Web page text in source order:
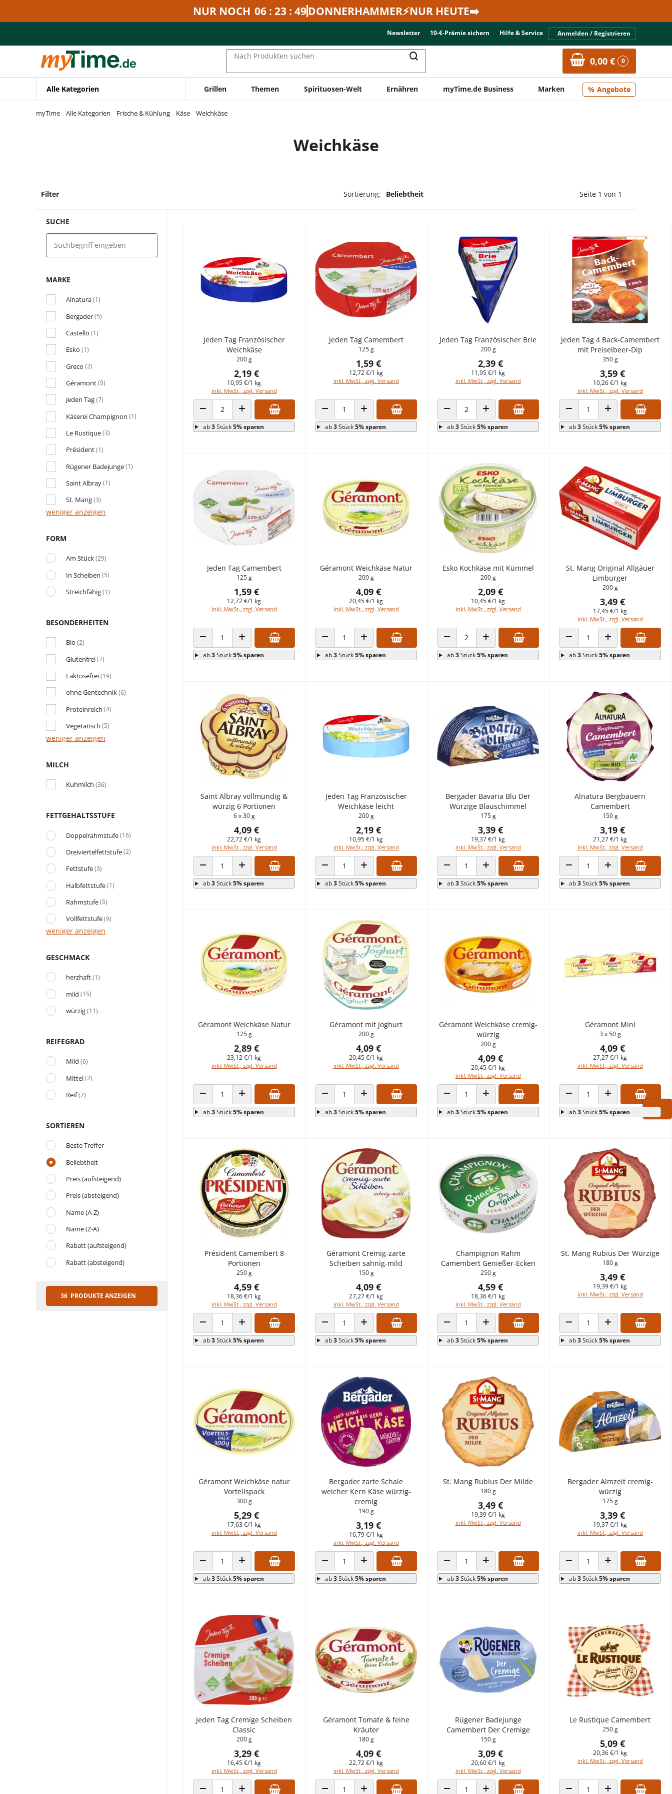
Zur Navigation springen
NUR NOCH 06 : 23 : 49DONNERHAMMER⚡NUR HEUTE➡️
Newsletter 10-€-Prämie sichern Hilfe & Service Anmelden / Registrieren
Nach Produkten suchen 0,00 € 0
Alle Kategorien Grillen Themen Spirituosen-Welt Ernähren myTime.de Business Marken Angebote
myTime Alle Kategorien Frische & Kühlung Käse Weichkäse
Weichkäse
Filter Sortierung: Beliebtheit Vorherige Seite
Seite 1 von 1
SUCHE
MARKE
Alnatura(1)
Bergader(5)
Castello (1)
Esko (1)
Greco (2)
Géramont(9)
Jeden Tag(7)
Käserei Champignon (1)
Le Rustique(3)
Président(1)
Rügener Badejunge(1)
Saint Albray(1)
St. Mang(3)
weniger anzeigen
FORM
Am Stück(29)
In Scheiben (5)
Streichfähig(1)
BESONDERHEITEN
Bio (2)
Glutenfrei(7)
Laktosefrei(19)
ohne Gentechnik(6)
Proteinreich (4)
Vegetarisch (5)
weniger anzeigen
MILCH
Kuhmilch (36)
FETTGEHALTSSTUFE
Doppelrahmstufe(16)
Dreiviertelfettstufe(2)
Fettstufe(3)
Halbfettstufe(1)
Rahmstufe(5)
Vollfettstufe(9)
weniger anzeigen
GESCHMACK
herzhaft(1)
mild (15)
würzig(11)
REIFEGRAD
Mild (6)
Mittel(2)
Reif(2)
SORTIEREN
Beste Treffer
Beliebtheit
Preis (aufsteigend)
Preis (absteigend)
Name (A-Z)
Name (Z-A)
Rabatt (aufsteigend)
Rabatt (absteigend)
36 PRODUKTE ANZEIGEN
Jeden Tag Französischer
Weichkäse
200 g
2,19 €
10,95 €/1 kg
inkl. MwSt., zzgl. Versand
ANZAHL VERRINGERNANZAHL ERHÖHEN
ab3Stück5% sparen
Jeden Tag Camembert
125 g
1,59 €
12,72 €/1 kg
inkl. MwSt., zzgl. Versand
ANZAHL VERRINGERNANZAHL ERHÖHEN
ab3Stück5% sparen
Jeden Tag Französischer Brie
200 g
2,39 €
11,95 €/1 kg
inkl. MwSt., zzgl. Versand
ANZAHL VERRINGERNANZAHL ERHÖHEN
ab3Stück5% sparen
Jeden Tag 4 Back-Camembert
mit Preiselbeer-Dip
350 g
3,59 €
10,26 €/1 kg
inkl. MwSt., zzgl. Versand
ANZAHL VERRINGERNANZAHL ERHÖHEN
ab3Stück5% sparen
Jeden Tag Camembert
125 g
1,59 €
12,72 €/1 kg
inkl. MwSt., zzgl. Versand
ANZAHL VERRINGERNANZAHL ERHÖHEN
ab3Stück5% sparen
Géramont Weichkäse Natur
200 g
4,09 €
20,45 €/1 kg
inkl. MwSt., zzgl. Versand
ANZAHL VERRINGERNANZAHL ERHÖHEN
ab3Stück5% sparen
Esko Kochkäse mit Kümmel
200 g
2,09 €
10,45 €/1 kg
inkl. MwSt., zzgl. Versand
ANZAHL VERRINGERNANZAHL ERHÖHEN
ab3Stück5% sparen
St. Mang Original Allgäuer
Limburger
200 g
3,49 €
17,45 €/1 kg
inkl. MwSt., zzgl. Versand
ANZAHL VERRINGERNANZAHL ERHÖHEN
ab3Stück5% sparen
Saint Albray vollmundig &
würzig 6 Portionen
6 x 30 g
4,09 €
22,72 €/1 kg
inkl. MwSt., zzgl. Versand
ANZAHL VERRINGERNANZAHL ERHÖHEN
ab3Stück5% sparen
Jeden Tag Französischer
Weichkäse leicht
200 g
2,19 €
10,95 €/1 kg
inkl. MwSt., zzgl. Versand
ANZAHL VERRINGERNANZAHL ERHÖHEN
ab3Stück5% sparen
Bergader Bavaria Blu Der
Würzige Blauschimmel
175 g
3,39 €
19,37 €/1 kg
inkl. MwSt., zzgl. Versand
ANZAHL VERRINGERNANZAHL ERHÖHEN
ab3Stück5% sparen
Alnatura Bergbauern
Camembert
150 g
3,19 €
21,27 €/1 kg
inkl. MwSt., zzgl. Versand
ANZAHL VERRINGERNANZAHL ERHÖHEN
ab3Stück5% sparen
Géramont Weichkäse Natur
125 g
2,89 €
23,12 €/1 kg
inkl. MwSt., zzgl. Versand
ANZAHL VERRINGERNANZAHL ERHÖHEN
ab3Stück5% sparen
Géramont mit Joghurt
200 g
4,09 €
20,45 €/1 kg
inkl. MwSt., zzgl. Versand
ANZAHL VERRINGERNANZAHL ERHÖHEN
ab3Stück5% sparen
Géramont Weichkäse cremig-
würzig
200 g
4,09 €
20,45 €/1 kg
inkl. MwSt., zzgl. Versand
ANZAHL VERRINGERNANZAHL ERHÖHEN
ab3Stück5% sparen
Géramont Mini
3 x 50 g
4,09 €
27,27 €/1 kg
inkl. MwSt., zzgl. Versand
ANZAHL VERRINGERNANZAHL ERHÖHEN
ab3Stück5% sparen
Président Camembert 8
Portionen
250 g
4,59 €
18,36 €/1 kg
inkl. MwSt., zzgl. Versand
ANZAHL VERRINGERNANZAHL ERHÖHEN
ab3Stück5% sparen
Géramont Cremig-zarte
Scheiben sahnig-mild
150 g
4,09 €
27,27 €/1 kg
inkl. MwSt., zzgl. Versand
ANZAHL VERRINGERNANZAHL ERHÖHEN
ab3Stück5% sparen
Champignon Rahm
Camembert Genießer-Ecken
250 g
4,59 €
18,36 €/1 kg
inkl. MwSt., zzgl. Versand
ANZAHL VERRINGERNANZAHL ERHÖHEN
ab3Stück5% sparen
St. Mang Rubius Der Würzige
180 g
3,49 €
19,39 €/1 kg
inkl. MwSt., zzgl. Versand
ANZAHL VERRINGERNANZAHL ERHÖHEN
ab3Stück5% sparen
Géramont Weichkäse natur
Vorteilspack
300 g
5,29 €
17,63 €/1 kg
inkl. MwSt., zzgl. Versand
ANZAHL VERRINGERNANZAHL ERHÖHEN
ab3Stück5% sparen
Bergader zarte Schale
weicher Kern Käse würzig-
cremig
190 g
3,19 €
16,79 €/1 kg
inkl. MwSt., zzgl. Versand
ANZAHL VERRINGERNANZAHL ERHÖHEN
ab3Stück5% sparen
St. Mang Rubius Der Milde
180 g
3,49 €
19,39 €/1 kg
inkl. MwSt., zzgl. Versand
ANZAHL VERRINGERNANZAHL ERHÖHEN
ab3Stück5% sparen
Bergader Almzeit cremig-
würzig
175 g
3,39 €
19,37 €/1 kg
inkl. MwSt., zzgl. Versand
ANZAHL VERRINGERNANZAHL ERHÖHEN
ab3Stück5% sparen
Jeden Tag Cremige Scheiben
Classic
200 g
3,29 €
16,45 €/1 kg
inkl. MwSt., zzgl. Versand
Géramont Tomate & feine
Kräuter
180 g
4,09 €
22,72 €/1 kg
inkl. MwSt., zzgl. Versand
Rügener Badejunge
Camembert Der Cremige
150 g
3,09 €
20,60 €/1 kg
inkl. MwSt., zzgl. Versand
Le Rustique Camembert
250 g
5,09 €
20,36 €/1 kg
inkl. MwSt., zzgl. Versand